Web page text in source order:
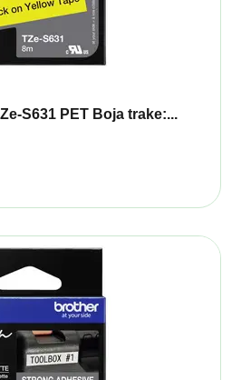
S631 PET Boja trake:...